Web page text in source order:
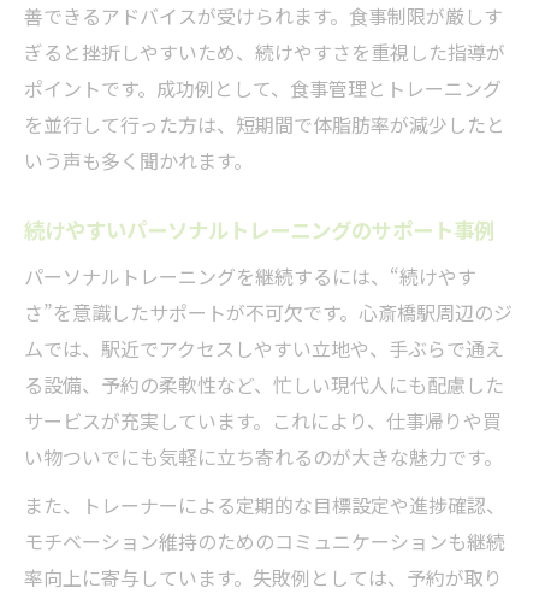
善できるアドバイスが受けられます。食事制限が厳しす
ぎると挫折しやすいため、続けやすさを重視した指導が
ポイントです。成功例として、食事管理とトレーニング
を並行して行った方は、短期間で体脂肪率が減少したと
いう声も多く聞かれます。
続けやすいパーソナルトレーニングのサポート事例
パーソナルトレーニングを継続するには、“続けやす
さ”を意識したサポートが不可欠です。心斎橋駅周辺のジ
ムでは、駅近でアクセスしやすい立地や、手ぶらで通え
る設備、予約の柔軟性など、忙しい現代人にも配慮した
サービスが充実しています。これにより、仕事帰りや買
い物ついでにも気軽に立ち寄れるのが大きな魅力です。
また、トレーナーによる定期的な目標設定や進捗確認、
モチベーション維持のためのコミュニケーションも継続
率向上に寄与しています。失敗例としては、予約が取り